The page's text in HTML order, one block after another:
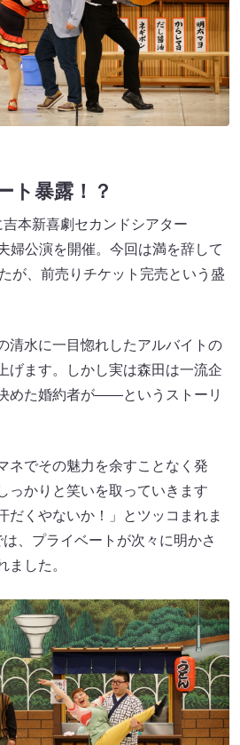
ト暴露！？
本新喜劇セカンドシアター
婦公演を開催。今回は満を辞して
が、前売りチケット完売という盛
清水に一目惚れしたアルバイトの
げます。しかし実は森田は一流企
めた婚約者が――というストーリ
ネでその魅力を余すことなく発
っかりと笑いを取っていきます
だくやないか！」とツッコまれま
、プライベートが次々に明かさ
ました。